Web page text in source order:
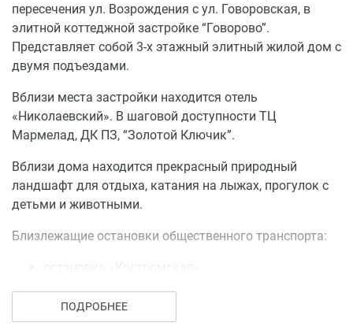
пересечения ул. Возрождения с ул. Говоровская, в
элитной коттеджной застройке “Говорово”.
Представляет собой 3-х этажный элитный жилой дом с
двумя подъездами.
Вблизи места застройки находится отель
«Николаевский». В шаговой доступности ТЦ
Мармелад, ДК ПЗ, “Золотой Ключик”.
Вблизи дома находится прекрасный природный
ландшафт для отдыха, катания на лыжах, прогулок с
детьми и животными.
Близлежащие остановки общественного транспорта:
остановка «Костромская»
ПОДРОБНЕЕ